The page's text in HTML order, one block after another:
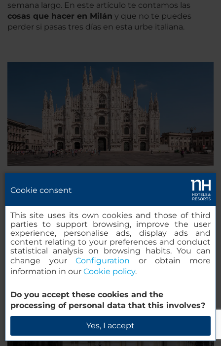
semana largo. En este artículo te contamos las
cosas que hacer en Milán y que no te puedes
perder si pasas tres días en esta urbe italiana.
perder
Milán es una ciudad con un número creciente de
visitantes, igualándose a Roma o Florencia. Hay
muchas cosas que ver en Milán.Te proponemos
una ruta, que puedes hacer a pie, en la que verás los
mejores lugares de interés.
Cookie consent
This site uses its own cookies and those of third
parties to support browsing, improve the user
experience, personalise ads, display ads and
content relating to your preferences and conduct
statistical analysis on browsing habits. You can
change yourConfiguration or obtain more
information in our Cookie policy.
Do you accept these cookies and the
processing of personal data that this involves?
Yes, I accept